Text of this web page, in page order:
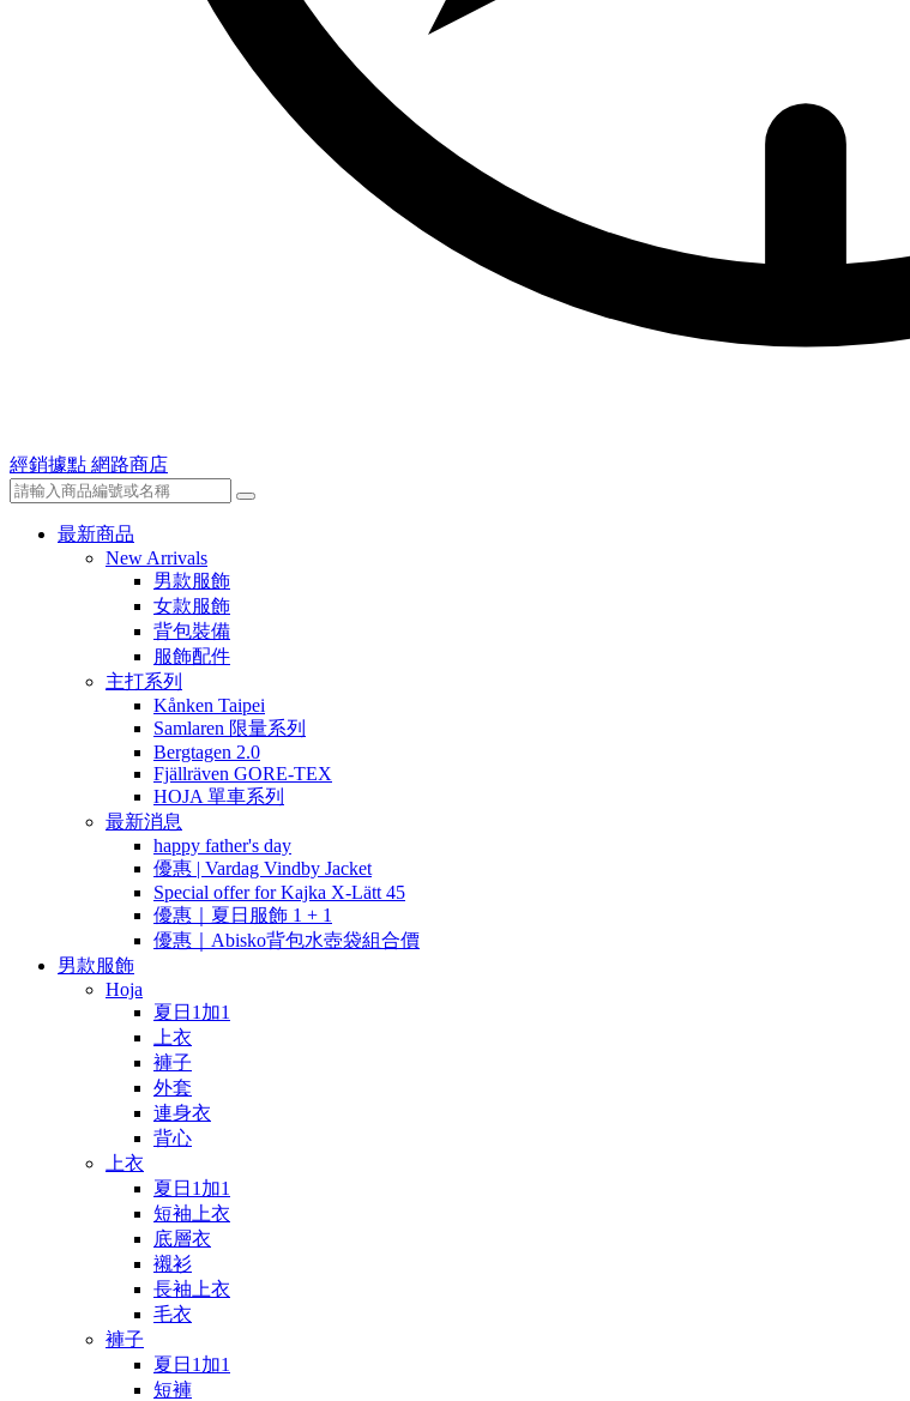
經銷據點 網路商店
最新商品
New Arrivals
男款服飾
女款服飾
背包裝備
服飾配件
主打系列
Kånken Taipei
Samlaren 限量系列
Bergtagen 2.0
Fjällräven GORE-TEX
HOJA 單車系列
最新消息
happy father's day
優惠 | Vardag Vindby Jacket
Special offer for Kajka X-Lätt 45
優惠｜夏日服飾 1 + 1
優惠｜Abisko背包水壺袋組合價
男款服飾
Hoja
夏日1加1
上衣
褲子
外套
連身衣
背心
上衣
夏日1加1
短袖上衣
底層衣
襯衫
長袖上衣
毛衣
褲子
夏日1加1
短褲